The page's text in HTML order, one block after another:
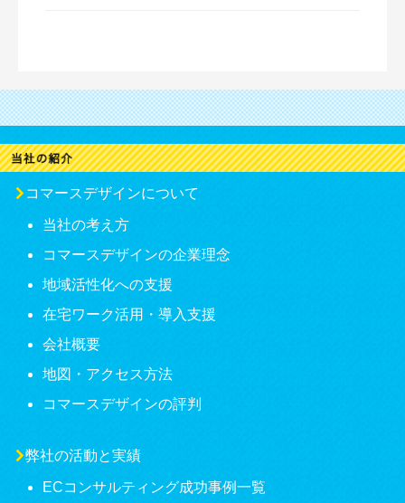
コマースデザインについて
当社の考え方
コマースデザインの企業理念
地域活性化への支援
在宅ワーク活用・導入支援
会社概要
地図・アクセス方法
コマースデザインの評判
弊社の活動と実績
ECコンサルティング成功事例一覧